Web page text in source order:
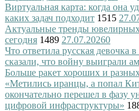
Виртуальная карта: когда она
каких задач подходит 1515
Актуальные тренды
сегодня 1489 27.07.20260
Что ответила русская
сказали, что войну выиграли
Больше ракет хороших и
«Метились иранцы, а попал
окончательно перешел в фазу
цифровой инфраструктуры»